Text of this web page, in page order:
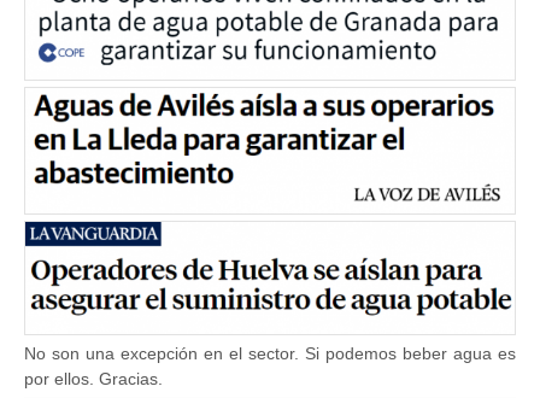
No son una excepción en el sector. Si podemos beber agua es
por ellos. Gracias.